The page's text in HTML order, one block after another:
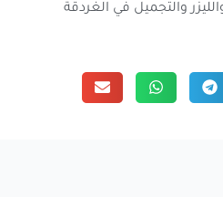
والتجميل في الغردقة